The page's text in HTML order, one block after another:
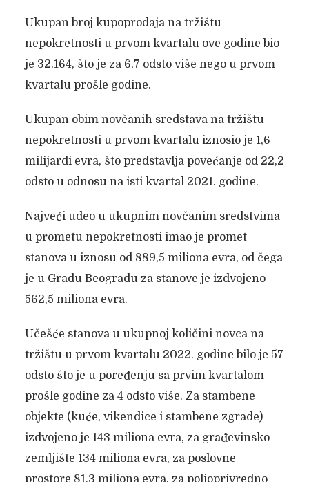
Ukupan broj kupoprodaja na tržištu
nepokretnosti u prvom kvartalu ove godine bio
je 32.164, što je za 6,7 odsto više nego u prvom
kvartalu prošle godine.
Ukupan obim novčanih sredstava na tržištu
nepokretnosti u prvom kvartalu iznosio je 1,6
milijardi evra, što predstavlja povećanje od 22,2
odsto u odnosu na isti kvartal 2021. godine.
Najveći udeo u ukupnim novčanim sredstvima
u prometu nepokretnosti imao je promet
stanova u iznosu od 889,5 miliona evra, od čega
je u Gradu Beogradu za stanove je izdvojeno
562,5 miliona evra.
Učešće stanova u ukupnoj količini novca na
tržištu u prvom kvartalu 2022. godine bilo je 57
odsto što je u poređenju sa prvim kvartalom
prošle godine za 4 odsto više. Za stambene
objekte (kuće, vikendice i stambene zgrade)
izdvojeno je 143 miliona evra, za građevinsko
zemljište 134 miliona evra, za poslovne
prostore 81,3 miliona evra, za poljoprivredno